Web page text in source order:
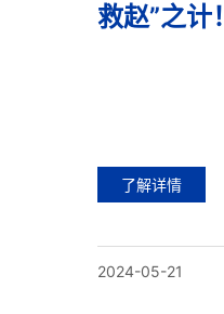
救赵”之计！
了解详情
2024-05-21